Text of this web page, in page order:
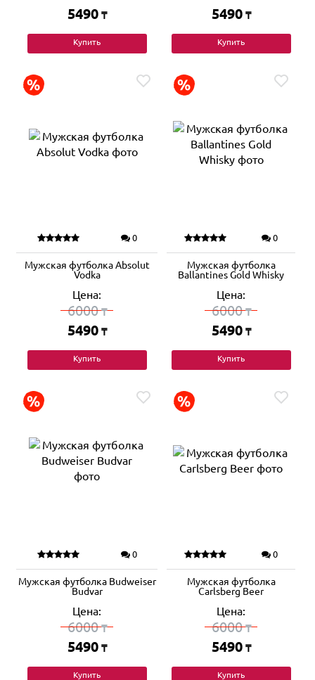
5490 ₸
Купить
5490 ₸
Купить
0
Мужская футболка Absolut
Vodka
Цена:
6000₸
5490 ₸
Купить
0
Мужская футболка
Ballantines Gold Whisky
Цена:
6000₸
5490 ₸
Купить
0
Мужская футболка Budweiser
Budvar
Цена:
6000₸
5490 ₸
Купить
0
Мужская футболка
Carlsberg Beer
Цена:
6000₸
5490 ₸
Купить